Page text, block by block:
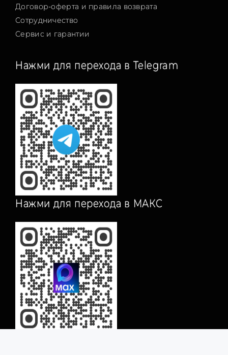
Договор-оферта и правила возврата
Сотрудничество
Сервис и гарантии
Нажми для перехода в Telegram
Нажми для перехода в МАКС